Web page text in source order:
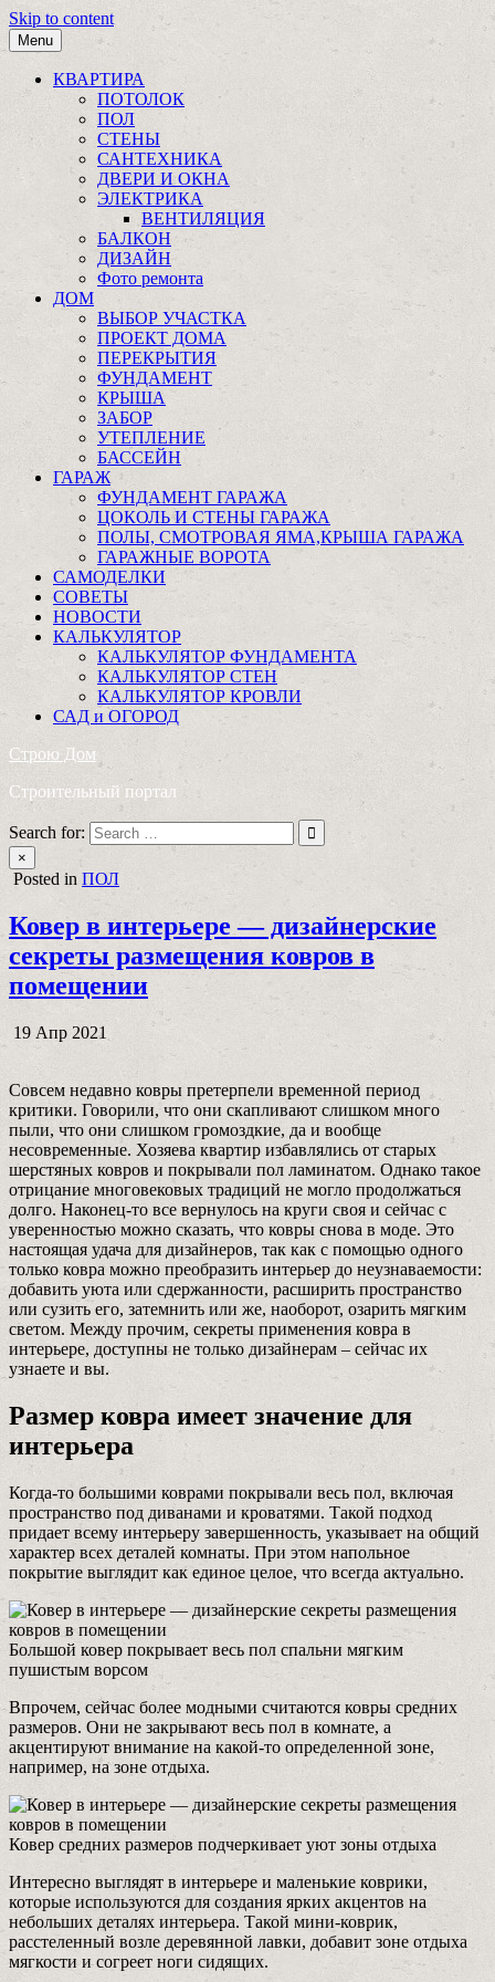
Skip to content
Menu
КВАРТИРА
ПОТОЛОК
ПОЛ
СТЕНЫ
САНТЕХНИКА
ДВЕРИ И ОКНА
ЭЛЕКТРИКА
ВЕНТИЛЯЦИЯ
БАЛКОН
ДИЗАЙН
Фото ремонта
ДОМ
ВЫБОР УЧАСТКА
ПРОЕКТ ДОМА
ПЕРЕКРЫТИЯ
ФУНДАМЕНТ
КРЫША
ЗАБОР
УТЕПЛЕНИЕ
БАССЕЙН
ГАРАЖ
ФУНДАМЕНТ ГАРАЖА
ЦОКОЛЬ И СТЕНЫ ГАРАЖА
ПОЛЫ, СМОТРОВАЯ ЯМА,КРЫША ГАРАЖА
ГАРАЖНЫЕ ВОРОТА
САМОДЕЛКИ
СОВЕТЫ
НОВОСТИ
КАЛЬКУЛЯТОР
КАЛЬКУЛЯТОР ФУНДАМЕНТА
КАЛЬКУЛЯТОР СТЕН
КАЛЬКУЛЯТОР КРОВЛИ
САД и ОГОРОД
Строю Дом
Строительный портал
Search for:
×
Posted in ПОЛ
Ковер в интерьере — дизайнерские
секреты размещения ковров в
помещении
19 Апр 2021
Совсем недавно ковры претерпели временной период
критики. Говорили, что они скапливают слишком много
пыли, что они слишком громоздкие, да и вообще
несовременные. Хозяева квартир избавлялись от старых
шерстяных ковров и покрывали пол ламинатом. Однако такое
отрицание многовековых традиций не могло продолжаться
долго. Наконец-то все вернулось на круги своя и сейчас с
уверенностью можно сказать, что ковры снова в моде. Это
настоящая удача для дизайнеров, так как с помощью одного
только ковра можно преобразить интерьер до неузнаваемости:
добавить уюта или сдержанности, расширить пространство
или сузить его, затемнить или же, наоборот, озарить мягким
светом. Между прочим, секреты применения ковра в
интерьере, доступны не только дизайнерам – сейчас их
узнаете и вы.
Размер ковра имеет значение для
интерьера
Когда-то большими коврами покрывали весь пол, включая
пространство под диванами и кроватями. Такой подход
придает всему интерьеру завершенность, указывает на общий
характер всех деталей комнаты. При этом напольное
покрытие выглядит как единое целое, что всегда актуально.
Большой ковер покрывает весь пол спальни мягким
пушистым ворсом
Впрочем, сейчас более модными считаются ковры средних
размеров. Они не закрывают весь пол в комнате, а
акцентируют внимание на какой-то определенной зоне,
например, на зоне отдыха.
Ковер средних размеров подчеркивает уют зоны отдыха
Интересно выглядят в интерьере и маленькие коврики,
которые используются для создания ярких акцентов на
небольших деталях интерьера. Такой мини-коврик,
расстеленный возле деревянной лавки, добавит зоне отдыха
мягкости и согреет ноги сидящих.